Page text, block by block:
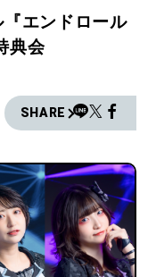
エンドロール
典会
SHARE